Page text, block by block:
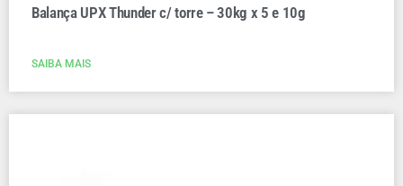
Balança UPX Thunder c/ torre – 30kg x 5 e 10g
SAIBA MAIS